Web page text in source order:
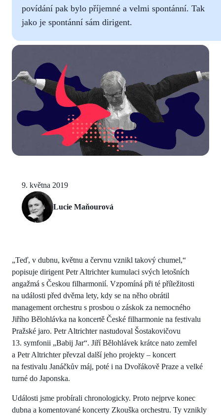
povídání pak bylo příjemné a velmi spontánní. Tak
jako je spontánní sám dirigent.
9. května 2019
Lucie Maňourová
„Teď, v dubnu, květnu a červnu vznikl takový chumel,“
popisuje dirigent Petr Altrichter kumulaci svých letošních
angažmá s Českou filharmonií. Vzpomíná při té příležitosti
na události před dvěma lety, kdy se na něho obrátil
management orchestru s prosbou o záskok za nemocného
Jiřího Bělohlávka na koncertě České filharmonie na festivalu
Pražské jaro. Petr Altrichter nastudoval Šostakovičovu
13. symfonii „Babij Jar“. Jiří Bělohlávek krátce nato zemřel
a Petr Altrichter převzal další jeho projekty – koncert
na festivalu Janáčkův máj, poté i na Dvořákově Praze a velké
turné do Japonska.
Události jsme probírali chronologicky. Proto nejprve konec
dubna a komentované koncerty Zkouška orchestru. Ty vznikly